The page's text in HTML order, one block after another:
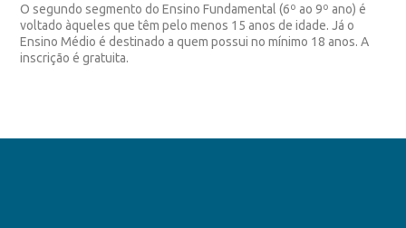
O segundo segmento do Ensino Fundamental (6º ao 9º ano) é
voltado àqueles que têm pelo menos 15 anos de idade. Já o
Ensino Médio é destinado a quem possui no mínimo 18 anos. A
inscrição é gratuita.